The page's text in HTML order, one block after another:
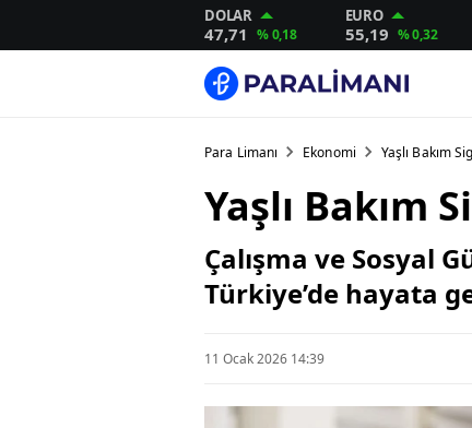
DOLAR
47,71 % 0,18
EURO
55,19 % 0,32
Para Limanı Ekonomi Yaşlı Bakım
Yaşlı Bakım
Çalışma ve Sosyal
Türkiye’de hayata
11 Ocak 2026 14:39